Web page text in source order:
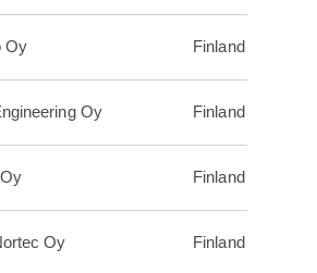
Oy Finland
Oy Finland
Finland
Oy Finland